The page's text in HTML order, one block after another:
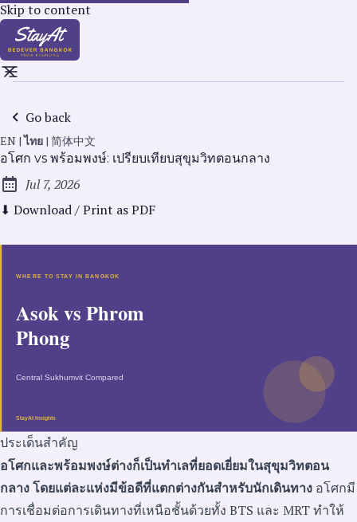
Skip to content
Go back
EN |ไทย | 简体中文
อโศก vs พร้อมพงษ์: เปรียบเทียบสุขุมวิทตอนกลาง
Published:
Jul 7, 2026
⬇ Download / Print as PDF
ประเด็นสำคัญ
อโศกและพร้อมพงษ์ต่างก็เป็นทำเลที่ยอดเยี่ยมในสุขุมวิทตอน
กลาง โดยแต่ละแห่งมีข้อดีที่แตกต่างกันสำหรับนักเดินทาง อโศกมี
การเชื่อมต่อการเดินทางที่เหนือชั้นด้วยทั้ง BTS และ MRT ทำให้